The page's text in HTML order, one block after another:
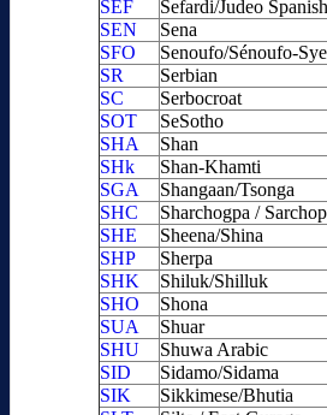
SEF
Sefardi/Judeo
SEN
Sena
SFO
Senoufo/Sénoufo-
SR
Serbian
SC
Serbocroat
SOT
SeSotho
SHA
Shan
SHk
Shan-Khamti
SGA
Shangaan/Tsonga
SHC
Sharchogpa /
SHE
Sheena/Shina
SHP
Sherpa
SHK
Shiluk/Shilluk
SHO
Shona
SUA
Shuar
SHU
Shuwa Arabic
SID
Sidamo/Sidama
SIK
Sikkimese/Bhutia